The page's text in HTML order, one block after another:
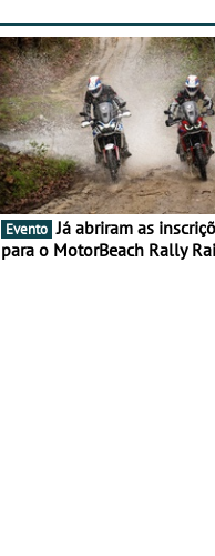
Evento Já abriram as inscrições
para o MotorBeach Rally